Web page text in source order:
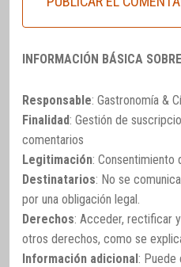
INFORMACIÓN BÁSICA
Responsable: Gastronomía &
Finalidad: Gestión de
comentarios
Legitimación: Consentimiento
Destinatarios: No se
por una obligación legal.
Derechos: Acceder, rectificar
otros derechos, como se
Información adicional: Puede